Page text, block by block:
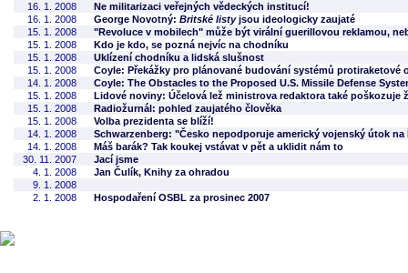
16. 1. 2008
Ne militarizaci veřejných vědeckých institucí!
16. 1. 2008
George Novotný: Britské listyjsou ideologicky zaujaté
15. 1. 2008
"Revoluce v mobilech" může být virální guerillovou reklamou,
15. 1. 2008
Kdo je kdo, se pozná nejvíc na chodníku
15. 1. 2008
Uklízení chodníku a lidská slušnost
15. 1. 2008
Coyle: Překážky pro plánované budování systémů protiraketové
14. 1. 2008
Coyle: The Obstacles to the Proposed U.S. Missile Defense
15. 1. 2008
Lidové noviny: Účelová lež ministrova redaktora také poškozuje
15. 1. 2008
Radiožurnál: pohled zaujatého člověka
15. 1. 2008
Volba prezidenta se blíží!
14. 1. 2008
Schwarzenberg: "Česko nepodporuje americký vojenský útok na
14. 1. 2008
Máš barák? Tak koukej vstávat v pět a uklidit nám to
30. 11. 2007
Jací jsme
4. 1. 2008
Jan Čulík, Knihy za ohradou
9. 1. 2008
2. 1. 2008
Hospodaření OSBL za prosinec 2007